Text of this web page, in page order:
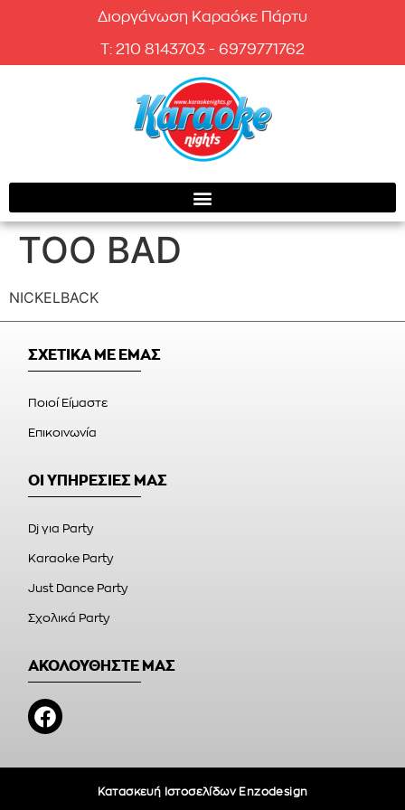
Διοργάνωση Καραόκε Πάρτυ
T: 210 8143703 - 6979771762
TOO BAD
NICKELBACK
ΣΧΕΤΙΚΑ ΜΕ ΕΜΑΣ
Ποιοί Είμαστε
Επικοινωνία
ΟΙ ΥΠΗΡΕΣΙΕΣ ΜΑΣ
Dj για Party
Karaoke Party
Just Dance Party
Σχολικά Party
ΑΚΟΛΟΥΘΗΣΤΕ ΜΑΣ
Κατασκευή Ιστοσελίδων Enzodesign